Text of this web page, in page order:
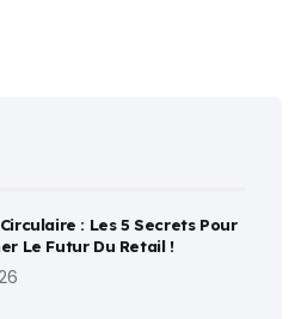
: Les 5 Secrets Pour
Le Futur Du Retail !